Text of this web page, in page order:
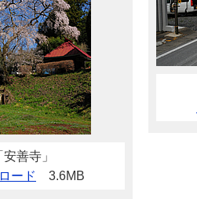
安善寺」
ード
3.6MB